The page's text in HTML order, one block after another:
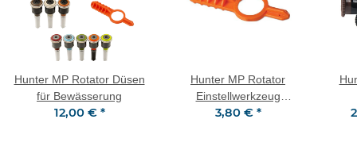
Hunter MP Rotator Düsen
für Bewässerung
12,00 € *
Hunter MP Rotator
Einstellwerkzeug
MPTOOL
3,80 € *